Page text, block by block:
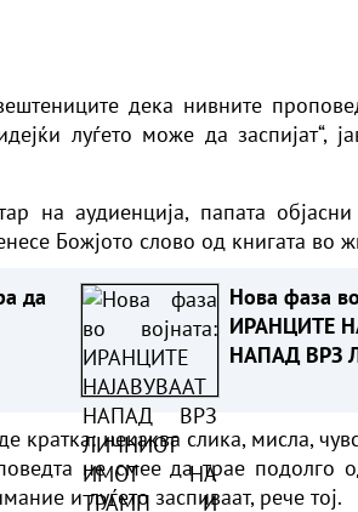
дека нивните
луѓето може да заспијат“,
на аудиенција, папата
Божјото слово од книгата во
да
Нова фаза
ИРАНЦИТЕ
НАПАД ВРЗ
кратка: некаква слика, мисла,
не смее да трае подолго
и луѓето заспиваат, рече тој.